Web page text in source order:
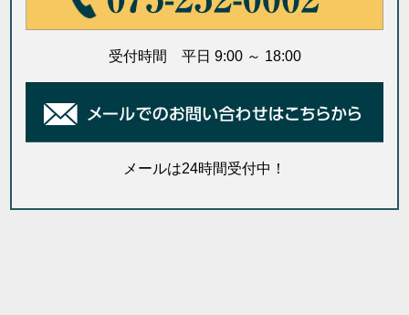
受付時間 平日 9:00 ～ 18:00
メールは24時間受付中！